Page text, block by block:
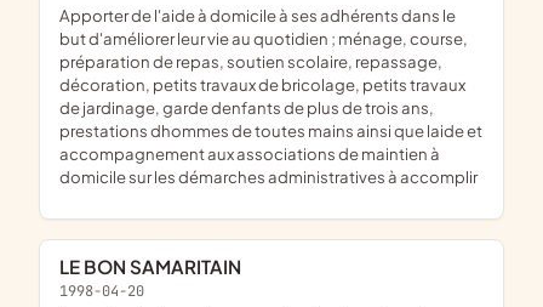
apporter de l'aide à domicile à ses adhérents dans le
but d'améliorer leur vie au quotidien ; ménage, course,
préparation de repas, soutien scolaire, repassage,
décoration, petits travaux de bricolage, petits travaux
de jardinage, garde denfants de plus de trois ans,
prestations dhommes de toutes mains ainsi que laide et
accompagnement aux associations de maintien à
domicile sur les démarches administratives à accomplir
LE BON SAMARITAIN
1998-04-20